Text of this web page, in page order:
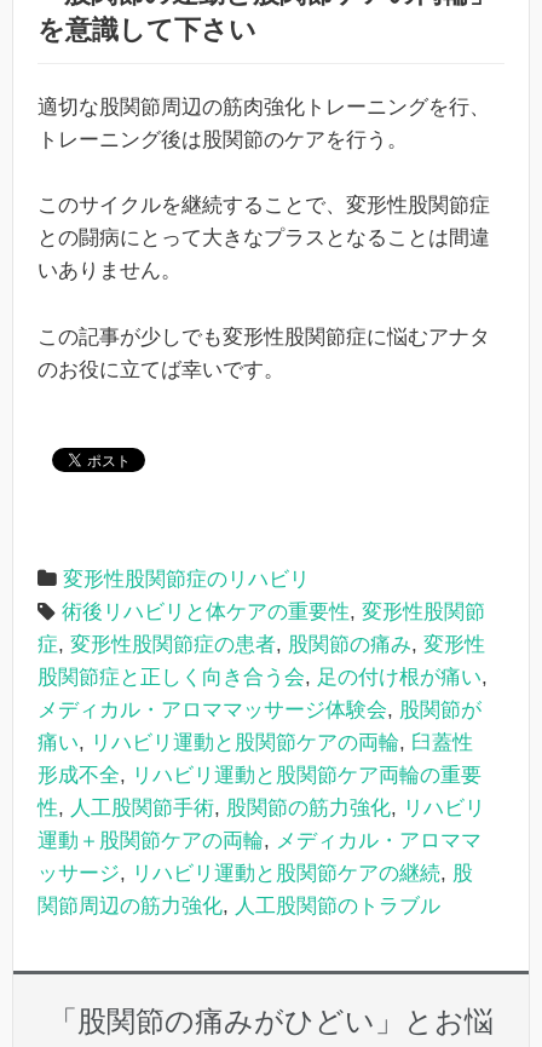
を意識して下さい
適切な股関節周辺の筋肉強化トレーニングを行、
トレーニング後は股関節のケアを行う。
このサイクルを継続することで、変形性股関節症
との闘病にとって大きなプラスとなることは間違
いありません。
この記事が少しでも変形性股関節症に悩むアナタ
のお役に立てば幸いです。
変形性股関節症のリハビリ
術後リハビリと体ケアの重要性, 変形性股関節
症, 変形性股関節症の患者, 股関節の痛み, 変形性
股関節症と正しく向き合う会, 足の付け根が痛い,
メディカル・アロママッサージ体験会, 股関節が
痛い, リハビリ運動と股関節ケアの両輪, 臼蓋性
形成不全, リハビリ運動と股関節ケア両輪の重要
性, 人工股関節手術, 股関節の筋力強化, リハビリ
運動＋股関節ケアの両輪, メディカル・アロママ
ッサージ, リハビリ運動と股関節ケアの継続, 股
関節周辺の筋力強化, 人工股関節のトラブル
「股関節の痛みがひどい」とお悩